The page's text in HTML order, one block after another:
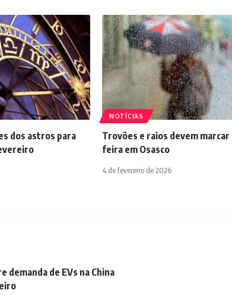
dos astros para
NOTÍCIAS
Trovões e raios devem
feira em Osasco
4 de fevereiro de 2026
de EVs na China